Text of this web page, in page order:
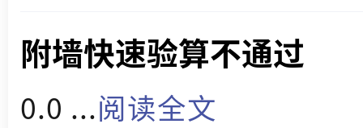
附墙快速验算不通过
0.0 ...阅读全文